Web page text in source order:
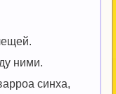
ними.
синха,